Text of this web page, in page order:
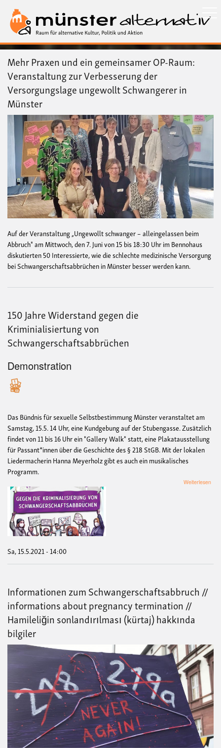
zum
Inhalt
Mehr Praxen und ein gemeinsamer OP-Raum:
Veranstaltung zur Verbesserung der
Versorgungslage ungewollt Schwangerer in
Münster
Auf der Veranstaltung „Ungewollt schwanger – alleingelassen beim
Abbruch" am Mittwoch, den 7. Juni von 15 bis 18:30 Uhr im Bennohaus
diskutierten 50 Interessierte, wie die schlechte medizinische Versorgung
bei Schwangerschaftsabbrüchen in Münster besser werden kann.
150 Jahre Widerstand gegen die
Kriminialisiertung von
Schwangerschaftsabbrüchen
Demonstration
Das Bündnis für sexuelle Selbstbestimmung Münster veranstaltet am
Samstag, 15.5. 14 Uhr, eine Kundgebung auf der Stubengasse. Zusätzlich
findet von 11 bis 16 Uhr ein "Gallery Walk" statt, eine Plakatausstellung
für Passant*innen über die Geschichte des § 218 StGB. Mit der lokalen
Liedermacherin Hanna Meyerholz gibt es auch ein musikalisches
Programm.
Weiterlesen
Sa, 15.5.2021 - 14:00
Informationen zum Schwangerschaftsabbruch //
informations about pregnancy termination //
Hamileliğin sonlandırılması (kürtaj) hakkında
bilgiler